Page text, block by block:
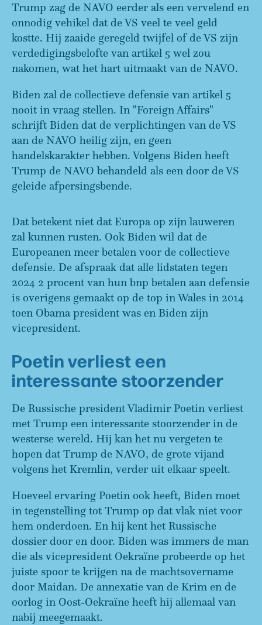
Trump zag de NAVO eerder als een vervelend en
onnodig vehikel dat de VS veel te veel geld
kostte. Hij zaaide geregeld twijfel of de VS zijn
verdedigingsbelofte van artikel 5 wel zou
nakomen, wat het hart uitmaakt van de NAVO.
Biden zal de collectieve defensie van artikel 5
nooit in vraag stellen. In "Foreign Affairs"
schrijft Biden dat de verplichtingen van de VS
aan de NAVO heilig zijn, en geen
handelskarakter hebben. Volgens Biden heeft
Trump de NAVO behandeld als een door de VS
geleide afpersingsbende.
Dat betekent niet dat Europa op zijn lauweren
zal kunnen rusten. Ook Biden wil dat de
Europeanen meer betalen voor de collectieve
defensie. De afspraak dat alle lidstaten tegen
2024 2 procent van hun bnp betalen aan defensie
is overigens gemaakt op de top in Wales in 2014
toen Obama president was en Biden zijn
vicepresident.
Poetin verliest een
interessante stoorzender
De Russische president Vladimir Poetin verliest
met Trump een interessante stoorzender in de
westerse wereld. Hij kan het nu vergeten te
hopen dat Trump de NAVO, de grote vijand
volgens het Kremlin, verder uit elkaar speelt.
Hoeveel ervaring Poetin ook heeft, Biden moet
in tegenstelling tot Trump op dat vlak niet voor
hem onderdoen. En hij kent het Russische
dossier door en door. Biden was immers de man
die als vicepresident Oekraïne probeerde op het
juiste spoor te krijgen na de machtsovername
door Maidan. De annexatie van de Krim en de
oorlog in Oost-Oekraïne heeft hij allemaal van
nabij meegemaakt.